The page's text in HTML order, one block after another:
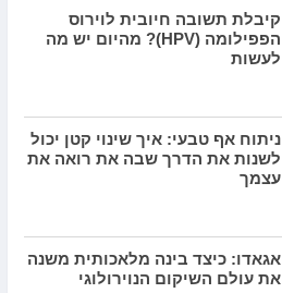
קיבלת תשובה חיובית לוירוס
הפפילומה (HPV)? מהיום יש מה
לעשות
ניתוח אף טבעי: איך שינוי קטן יכול
לשנות את הדרך שבה את רואה את
עצמך
אגאדו: כיצד בינה מלאכותית משנה
את עולם השיקום הנוירולוגי